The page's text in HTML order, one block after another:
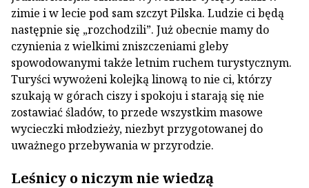
zimie i w lecie pod sam szczyt Pilska. Ludzie ci będą
następnie się „rozchodzili”. Już obecnie mamy do
czynienia z wielkimi zniszczeniami gleby
spowodowanymi także letnim ruchem turystycznym.
Turyści wywożeni kolejką linową to nie ci, którzy
szukają w górach ciszy i spokoju i starają się nie
zostawiać śladów, to przede wszystkim masowe
wycieczki młodzieży, niezbyt przygotowanej do
uważnego przebywania w przyrodzie.
Leśnicy o niczym nie wiedzą